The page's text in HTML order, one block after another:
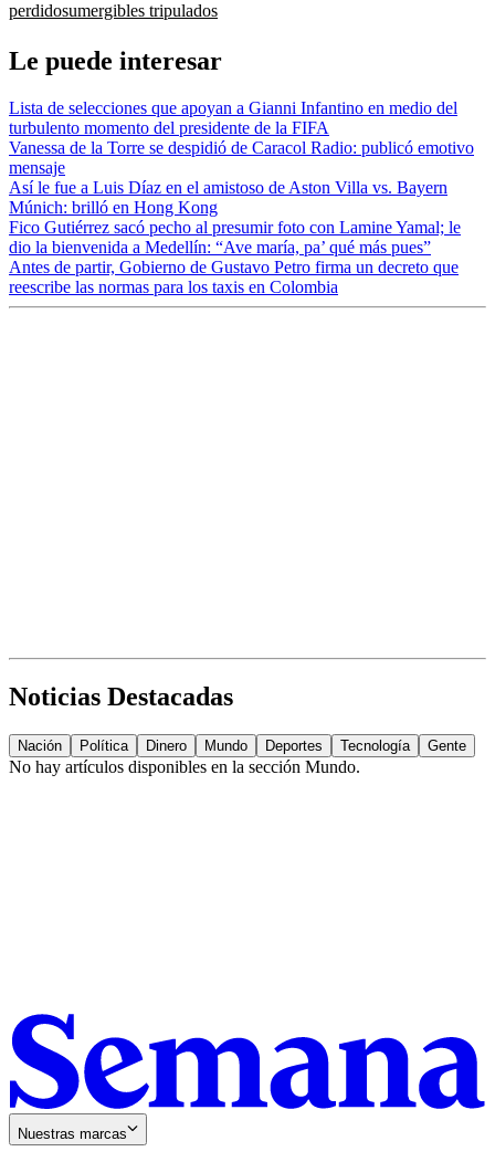
perdidosumergibles tripulados
Le puede interesar
Lista de selecciones que apoyan a Gianni Infantino en medio del
turbulento momento del presidente de la FIFA
Vanessa de la Torre se despidió de Caracol Radio: publicó emotivo
mensaje
Así le fue a Luis Díaz en el amistoso de Aston Villa vs. Bayern
Múnich: brilló en Hong Kong
Fico Gutiérrez sacó pecho al presumir foto con Lamine Yamal; le
dio la bienvenida a Medellín: “Ave maría, pa’ qué más pues”
Antes de partir, Gobierno de Gustavo Petro firma un decreto que
reescribe las normas para los taxis en Colombia
Noticias Destacadas
Nación Política Dinero Mundo Deportes Tecnología Gente
No hay artículos disponibles en la sección Mundo.
Nuestras marcas